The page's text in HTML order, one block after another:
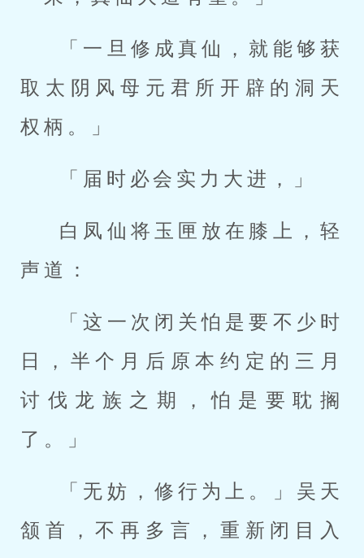
「一旦修成真仙，就能够获
取太阴风母元君所开辟的洞天
权柄。」
「届时必会实力大进，」
白凤仙将玉匣放在膝上，轻
声道：
「这一次闭关怕是要不少时
日，半个月后原本约定的三月
讨伐龙族之期，怕是要耽搁
了。」
「无妨，修行为上。」吴天
颔首，不再多言，重新闭目入